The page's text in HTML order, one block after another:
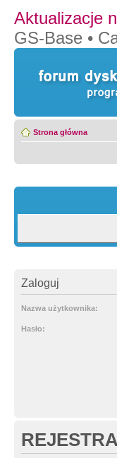
Aktualizacje
GS-Base •
Strona główna
Zaloguj
Nazwa użytkownika:
Hasło: